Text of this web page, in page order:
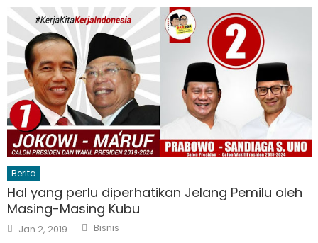
Berita
Hal yang perlu diperhatikan Jelang Pemilu oleh
Masing-Masing Kubu
Posted
on
Jan 2, 2019 Author
Bisnis